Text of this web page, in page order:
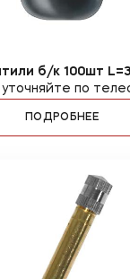
б/к 100шт
уточняйте по
ПОДРОБНЕЕ